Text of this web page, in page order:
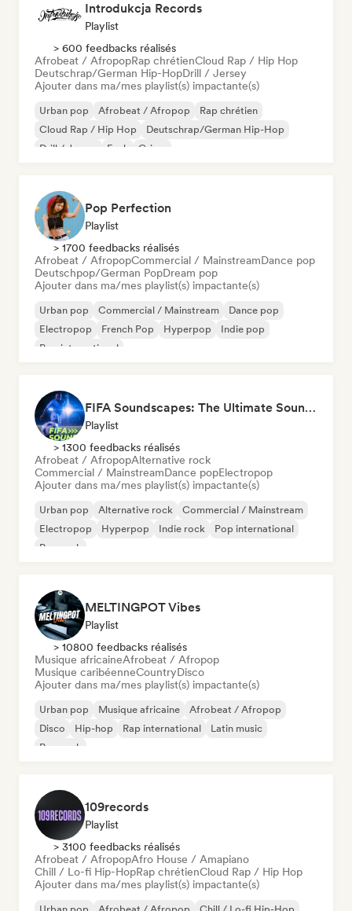
Introdukcja Records
Playlist
> 600 feedbacks réalisés
Afrobeat / AfropopRap chrétienCloud Rap / Hip Hop
Deutschrap/German Hip-HopDrill / Jersey
Ajouter dans ma/mes playlist(s) impactante(s)
Urban pop Afrobeat / Afropop
Rap chrétien
Cloud Rap / Hip Hop
Deutschrap/German Hip-Hop
Drill / Jersey
Funk Grime
Pop Perfection
Playlist
> 1700 feedbacks réalisés
Afrobeat / AfropopCommercial / MainstreamDance pop
Deutschpop/German PopDream pop
Ajouter dans ma/mes playlist(s) impactante(s)
Urban pop Commercial / Mainstream
Dance pop
Electropop
French Pop Hyperpop
Indie pop
Pop international
FIFA Soundscapes: The Ultimate Soundtrack ⚽️ Festival Indie, Electropop & Dance Anthems
Playlist
> 1300 feedbacks réalisés
Afrobeat / AfropopAlternative rock
Commercial / MainstreamDance popElectropop
Ajouter dans ma/mes playlist(s) impactante(s)
Urban pop Alternative rock
Commercial / Mainstream
Electropop
Hyperpop Indie rock
Pop international
Pop rock
MELTINGPOT Vibes
Playlist
> 10800 feedbacks réalisés
Musique africaineAfrobeat / Afropop
Musique caribéenneCountryDisco
Ajouter dans ma/mes playlist(s) impactante(s)
Urban pop Musique africaine
Afrobeat / Afropop
Disco
Hip-hop Rap international
Latin music
Pop rock
109records
Playlist
> 3100 feedbacks réalisés
Afrobeat / AfropopAfro House / Amapiano
Chill / Lo-fi Hip-HopRap chrétienCloud Rap / Hip Hop
Ajouter dans ma/mes playlist(s) impactante(s)